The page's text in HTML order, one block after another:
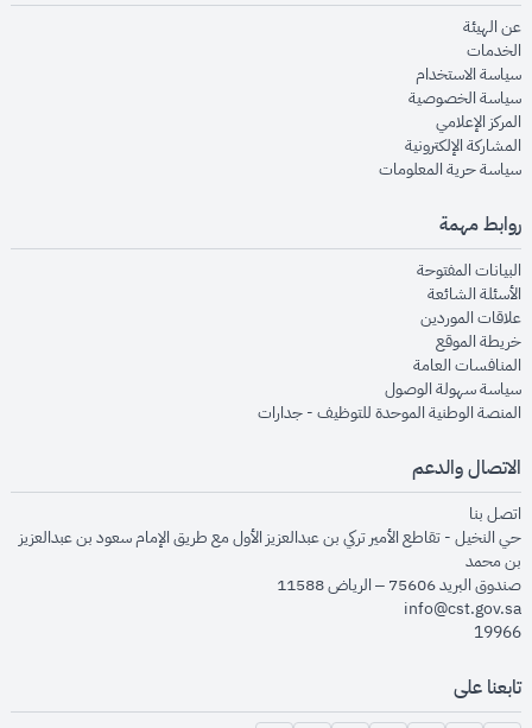
عن الهيئةopens in new window
الخدماتopens in new window
سياسة الاستخدام
سياسة الخصوصيةopens in new window
المركز الإعلاميopens in new window
المشاركة الإلكترونيةopens in new window
سياسة حرية المعلوماتopens in new window
روابط مهمة
البيانات المفتوحةopens in new window
الأسئلة الشائعةopens in new window
علاقات الموردينopens in new window
خريطة الموقعopens in new window
المنافسات العامةopens in new window
سياسة سهولة الوصولopens in new window
المنصة الوطنية الموحدة للتوظيف - جداراتopens in new window
الاتصال والدعم
اتصل بنا
حي النخيل - تقاطع الأمير تركي بن عبدالعزيز الأول مع طريق الإمام سعود بن عبدالعزيز
بن محمد
صندوق البريد 75606 – الرياض 11588
info@cst.gov.sa
19966
تابعنا على